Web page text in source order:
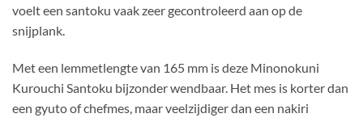
voelt een santoku vaak zeer gecontroleerd aan op de
snijplank.
Met een lemmetlengte van 165 mm is deze Minonokuni
Kurouchi Santoku bijzonder wendbaar. Het mes is korter dan
een gyuto of chefmes, maar veelzijdiger dan een nakiri